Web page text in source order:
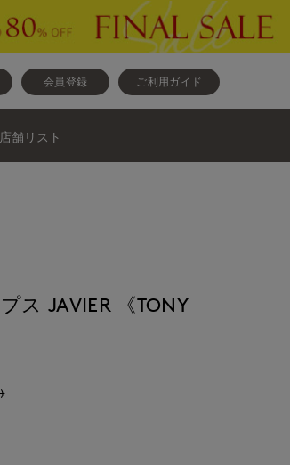
会員登録 ご利用ガイド
店舗リスト
ス JAVIER 《TONY